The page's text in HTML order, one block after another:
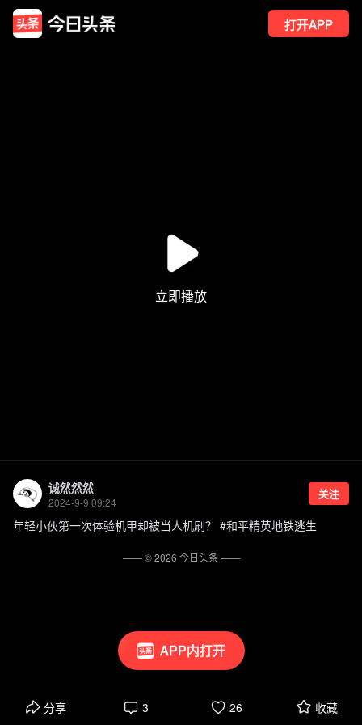
打开APP
APP内打开
诚然然然
2024-9-9 09:24
关注
年轻小伙第一次体验机甲却被当人机刷？ #和平精英地铁逃生
分享 3 26 收藏
—— ©2026 今日头条——